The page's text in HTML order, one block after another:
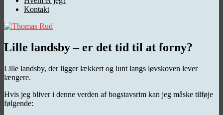
Kontakt
Lille landsby – er det tid til at forny?
Lille landsby, der ligger lækkert og lunt langs løvskoven lever
længere.
Hvis jeg bliver i denne verden af bogstavsrim kan jeg måske tilføje
følgende: